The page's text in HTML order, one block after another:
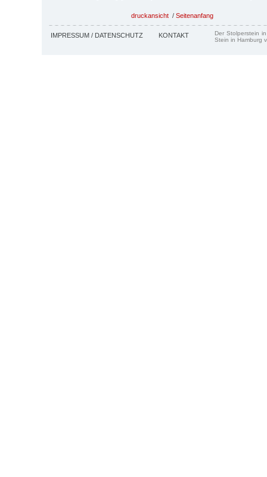
druckansicht / Seitenanfang
IMPRESSUM / DATENSCHUTZ KONTAKT
Der Stolperstein
Stein in Hamburg